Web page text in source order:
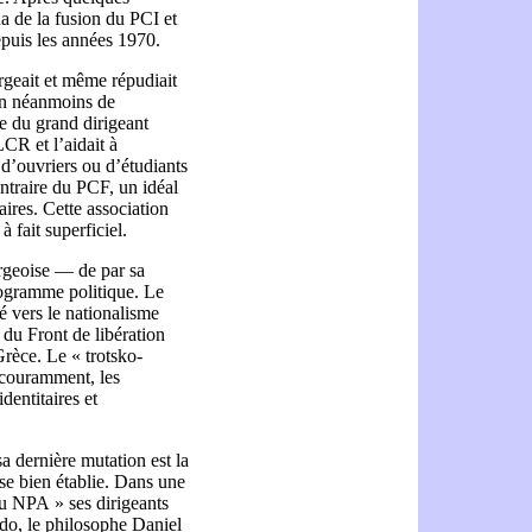
de la fusion du PCI et
les années 1970.
et même répudiait
néanmoins de
du grand dirigeant
et l’aidait à
ou d’étudiants
du PCF, un idéal
Cette association
fait superficiel.
— de par sa
politique. Le
vers le nationalisme
Front de libération
Le « trotsko-
les
et
dernière mutation est la
bien établie. Dans une
NPA » ses dirigeants
le philosophe Daniel